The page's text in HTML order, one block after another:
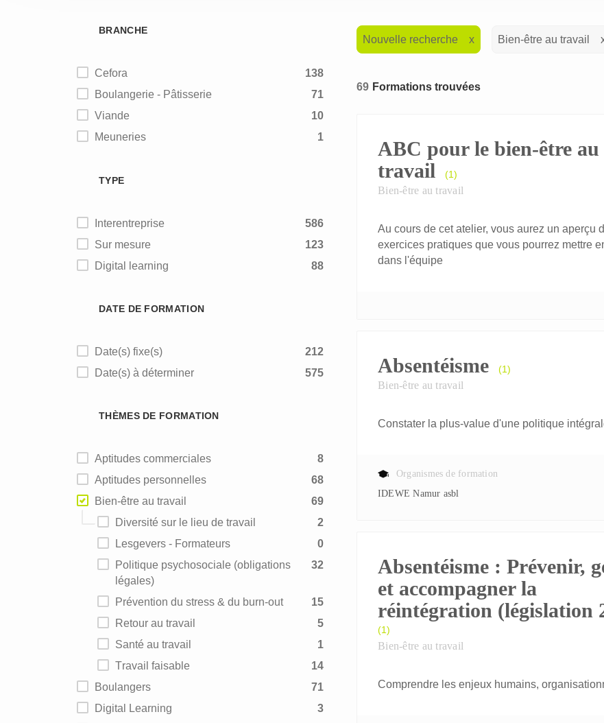
BRANCHE
Cefora
138
Boulangerie - Pâtisserie
71
Viande
10
Meuneries
1
TYPE
Interentreprise
586
Sur mesure
123
Digital learning
88
DATE DE FORMATION
Date(s) fixe(s)
212
Date(s) à déterminer
575
THÈMES DE FORMATION
Aptitudes commerciales
8
Aptitudes personnelles
68
Bien-être au travail
69
Diversité sur le lieu de travail
2
Lesgevers - Formateurs
0
Politique psychosociale (obligations
légales)
32
Prévention du stress & du burn-out
15
Retour au travail
5
Santé au travail
1
Travail faisable
14
Boulangers
71
Digital Learning
3
Nouvelle recherche Bien-être au travail
69 Formations trouvées
ABC pour le bien-être au
travail
(1)
Bien-être au travail
Au cours de cet atelier, vous aurez un aperçu
exercices pratiques que vous pourrez mettre
dans l'équipe
Absentéisme (1)
Bien-être au travail
Constater la plus-value d'une politique
Organismes de formation
IDEWE Namur asbl
Absentéisme : Prévenir,
et accompagner la
réintégration (législation
(1)
Bien-être au travail
Comprendre les enjeux humains,